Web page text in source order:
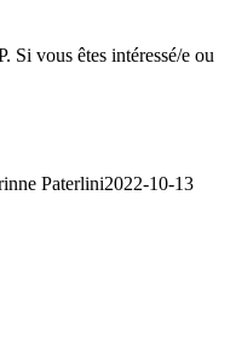
Si vous êtes intéressé/e ou
Paterlini2022-10-13